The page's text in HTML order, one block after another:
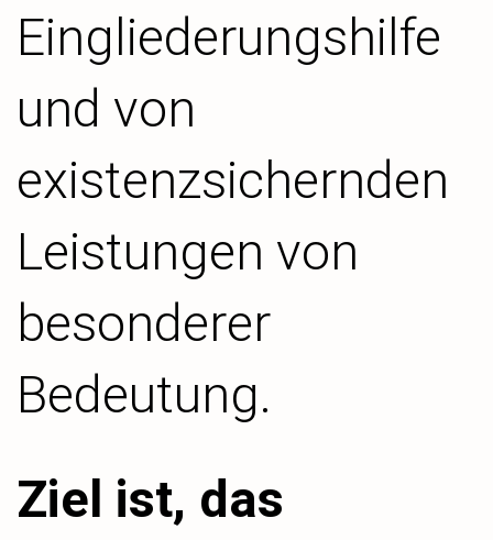
Eingliederungshilfe
und von
existenzsichernden
Leistungen von
besonderer
Bedeutung.
Ziel ist, das